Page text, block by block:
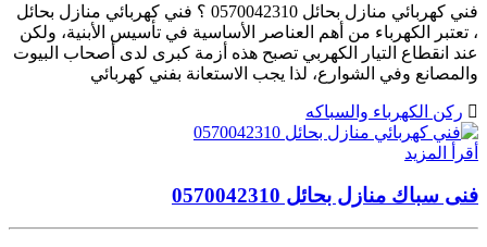
فني كهربائي منازل بحائل 0570042310 ؟ فني كهربائي منازل بحائل
، تعتبر الكهرباء من أهم العناصر الأساسية في تأسيس الأبنية، ولكن
عند انقطاع التيار الكهربي تصبح هذه أزمة كبرى لدى أصحاب البيوت
والمصانع وفي الشوارع، لذا يجب الاستعانة بفني كهربائي
ركن الكهرباء والسباكه
أقرأ المزيد
فنى سباك منازل بحائل 0570042310